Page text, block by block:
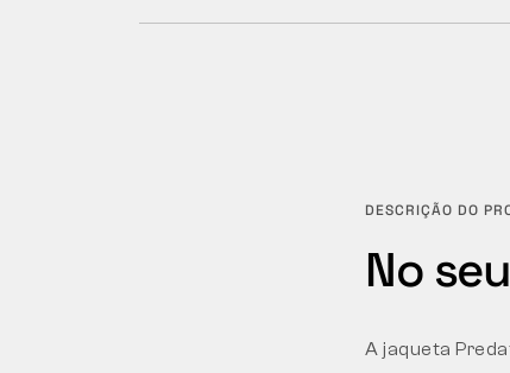
DESCRIÇÃO DO
No
A jaqueta